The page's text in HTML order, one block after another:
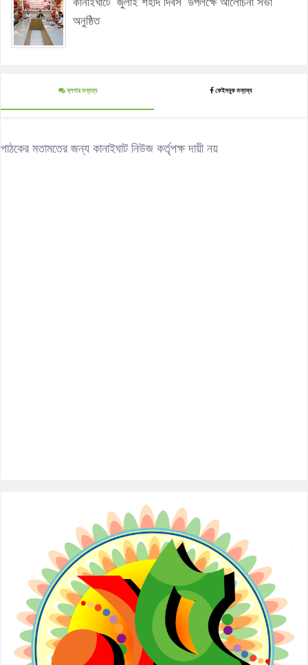
অনুষ্ঠিত
ব্লগার মন্তব্য ফেইসবুক মন্তব্য
পাঠকের মতামতের জন্য কানাইঘাট নিউজ কর্তৃপক্ষ দায়ী নয়